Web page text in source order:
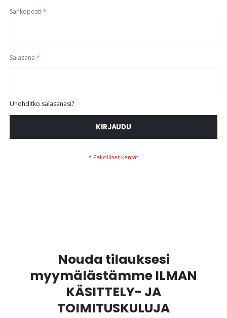
Sähköposti
Salasana
Unohditko salasanasi?
KIRJAUDU
Nouda tilauksesi
myymälästämme ILMAN
KÄSITTELY- JA
TOIMITUSKULUJA